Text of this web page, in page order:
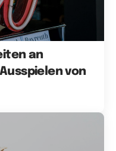
an
von